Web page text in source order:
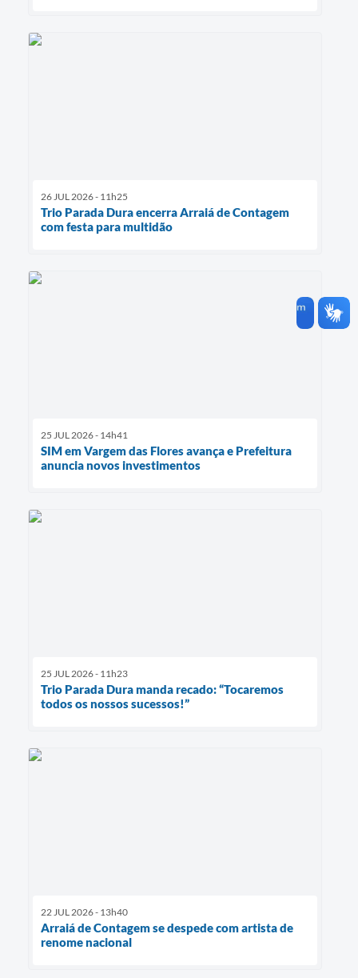
26 JUL 2026 - 11h25
Trio Parada Dura encerra Arraiá de Contagem
com festa para multidão
25 JUL 2026 - 14h41
SIM em Vargem das Flores avança e Prefeitura
anuncia novos investimentos
25 JUL 2026 - 11h23
Trio Parada Dura manda recado: “Tocaremos
todos os nossos sucessos!”
22 JUL 2026 - 13h40
Arraiá de Contagem se despede com artista de
renome nacional